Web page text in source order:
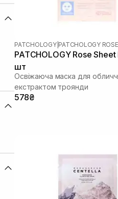
PATCHOLOGY| PATCHOLOGY ROSE
PATCHOLOGY Rosе
шт
Освіжаюча маска для
екстрактом троянди
578₴